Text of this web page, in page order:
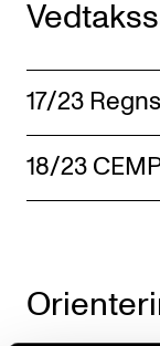
17/23
18/23